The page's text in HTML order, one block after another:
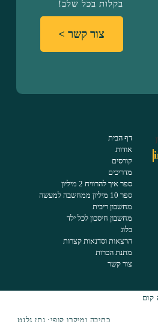
בקלות בכל שלב!
צור קשר >
דף הבית
אודות
קורסים
ספר איך להרוויח 2 מיליון
מחשבון ריבית
מחשבון חיסכון לכל ילד
הרצאות וסדנאות קצרות
מתנת הכרות
צור קשר
כתיבה ומיקרו קופי: נתן גלנט